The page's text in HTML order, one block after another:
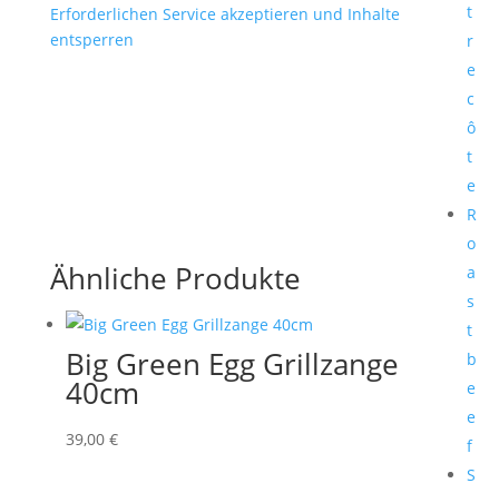
t
r
e
c
ô
t
e
R
o
a
s
t
b
e
e
f
S
Erforderlichen Service akzeptieren und Inhalte
entsperren
Ähnliche Produkte
Big Green Egg Grillzange
40cm
39,00 €